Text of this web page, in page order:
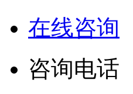
在线咨询
咨询电话